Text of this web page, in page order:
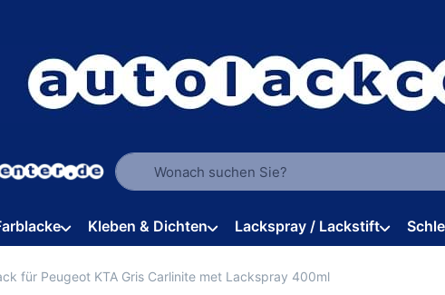
Geben Sie einen Suchbegriff ein. Während Sie
Kleben & Dichten Lackspray / Lackstift
für Peugeot KTA Gris Carlinite met Lackspray 400ml